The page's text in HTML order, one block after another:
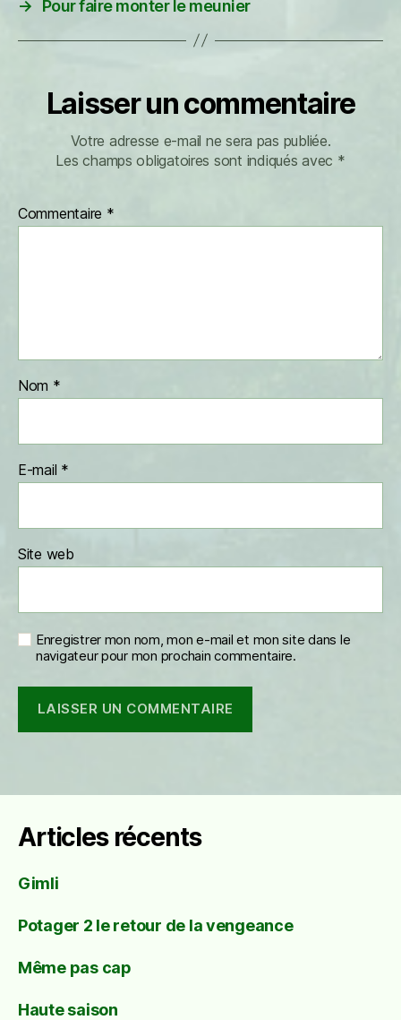
→
Pour faire monter le meunier
Laisser un commentaire
Votre adresse e-mail ne sera pas publiée.
Les champs obligatoires sont indiqués avec *
Commentaire *
Nom *
E-mail *
Site web
Enregistrer mon nom, mon e-mail et mon site dans le
navigateur pour mon prochain commentaire.
Articles récents
Gimli
Potager 2 le retour de la vengeance
Même pas cap
Haute saison